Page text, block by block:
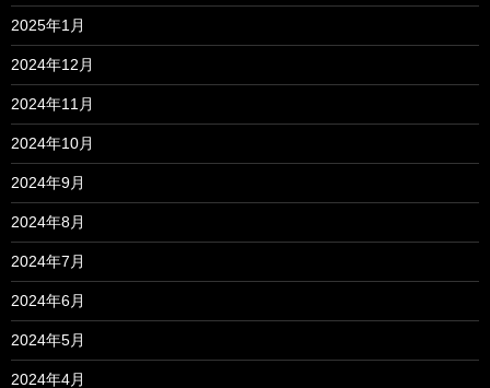
2025年1月
2024年12月
2024年11月
2024年10月
2024年9月
2024年8月
2024年7月
2024年6月
2024年5月
2024年4月